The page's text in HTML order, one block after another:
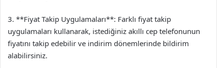
3. **Fiyat Takip Uygulamaları**: Farklı fiyat takip
uygulamaları kullanarak, istediğiniz akıllı cep telefonunun
fiyatını takip edebilir ve indirim dönemlerinde bildirim
alabilirsiniz.